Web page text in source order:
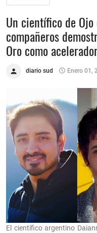
Un científico de
compañeros
Oro como
diario sud Enero 01,
El científico argentino